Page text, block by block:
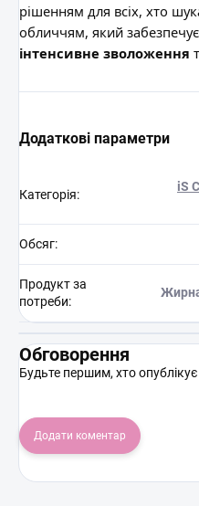
рішенням для всіх, хто
обличчям, який забезпечує
інтенсивне зволоження
Додаткові параметри
Категорія:
iS
Обсяг:
Продукт за
потреби:
Обговорення
Будьте першим, хто
Додати коментар